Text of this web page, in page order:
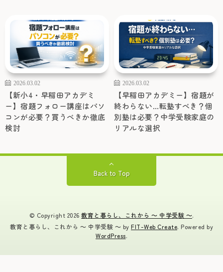
2026.03.02
【新小4・早稲田アカデミ
ー】宿題フォロー講座はパソ
コンが必要？買うべきか徹底
検討
2026.03.02
【早稲田アカデミー】宿題が
終わらない…転塾すべき？個
別塾は必要？中学受験家庭の
リアルな選択
Back to Top
© Copyright 2026 教育と暮らし、これから ～ 中学受験 ～.
教育と暮らし、これから ～ 中学受験 ～ by FIT-Web Create. Powered by
WordPress.